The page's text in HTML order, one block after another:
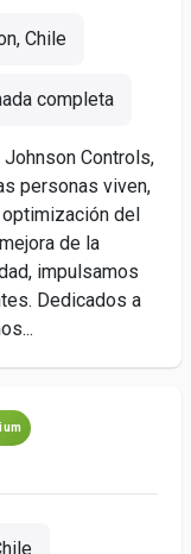
Chile
completa
Johnson Controls,
personas viven,
optimización del
de la
impulsamos
Dedicados a